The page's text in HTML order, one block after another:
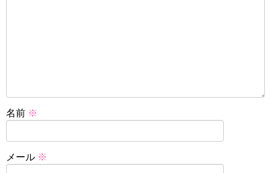
名前 ※
メール ※